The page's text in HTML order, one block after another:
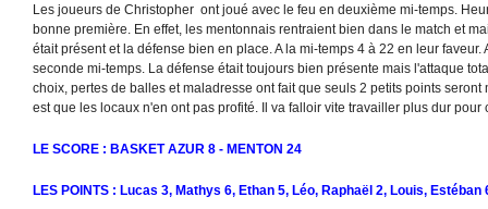
Les joueurs de Christopher ont joué avec le feu en deuxième mi-temps.
bonne première. En effet, les mentonnais rentraient bien dans le match et
était présent et la défense bien en place. A la mi-temps 4 à 22 en leur faveur.
seconde mi-temps. La défense était toujours bien présente mais l'attaque
choix, pertes de balles et maladresse ont fait que seuls 2 petits points
est que les locaux n'en ont pas profité. Il va falloir vite travailler plus dur pour
LE SCORE : BASKET AZUR 8 - MENTON 24
LES POINTS : Lucas 3, Mathys 6, Ethan 5, Léo, Raphaël 2, Louis, Estéban